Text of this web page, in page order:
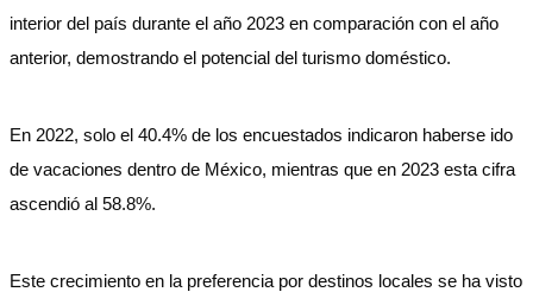
interior del país durante el año 2023 en comparación con el año
anterior, demostrando el potencial del turismo doméstico.
En 2022, solo el 40.4% de los encuestados indicaron haberse ido
de vacaciones dentro de México, mientras que en 2023 esta cifra
ascendió al 58.8%.
Este crecimiento en la preferencia por destinos locales se ha visto